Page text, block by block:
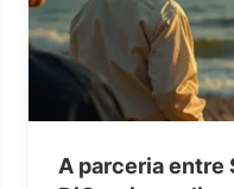
A parceria entre